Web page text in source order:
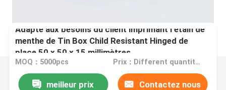
Adapté aux besoins du client imprimant l'étain de
menthe de Tin Box Child Resistant Hinged de
place 50 x 50 x 15 millimètres
MOQ：5000pcs Prix：Different quantity, different price, pls talk to us
meilleur prix Contactez nous